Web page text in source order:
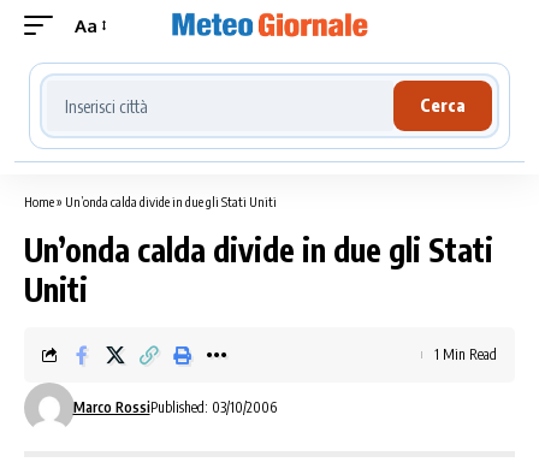
Aa
Cerca località meteo
Cerca
Home» Un’onda calda divide in due gli Stati Uniti
Un’onda calda divide in due gli Stati
Uniti
Marco RossiPublished: 03/10/2006
1 Min Read